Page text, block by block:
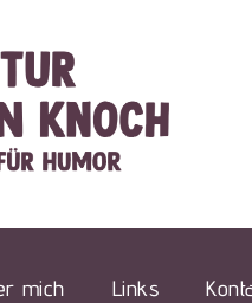
mich Links